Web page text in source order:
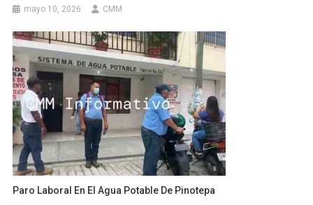
mayo 10, 2026 CMM
Paro Laboral En El Agua Potable De Pinotepa